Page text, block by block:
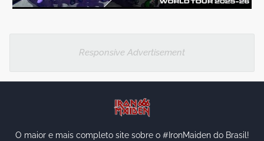
Responsive Advertisement
O maior e mais completo site sobre o #IronMaiden do Brasil!